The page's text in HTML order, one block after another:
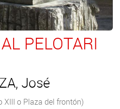
PELOTARI
José
o Plaza del frontón)